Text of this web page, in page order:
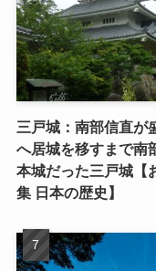
三戸城：南部信直が
へ居城を移すまで南
本城だった三戸城【
集 日本の歴史】